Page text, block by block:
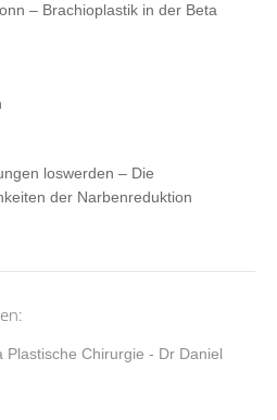
– Brachioplastik in der Beta
loswerden – Die
der Narbenreduktion